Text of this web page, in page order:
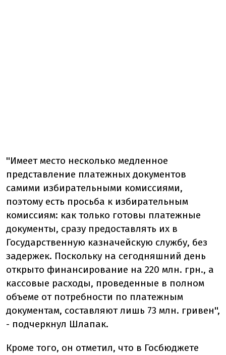
''Имеет место несколько медленное
представление платежных документов
самими избирательными комиссиями,
поэтому есть просьба к избирательным
комиссиям: как только готовы платежные
документы, сразу предоставлять их в
Государственную казначейскую службу, без
задержек. Поскольку на сегодняшний день
открыто финансирование на 220 млн. грн., а
кассовые расходы, проведенные в полном
объеме от потребности по платежным
документам, составляют лишь 73 млн. гривен'',
- подчеркнул Шлапак.
Кроме того, он отметил, что в Госбюджете